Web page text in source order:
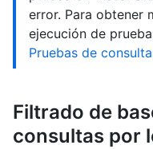
error. Para obtener
ejecución de
Pruebas de
Filtrado de
consultas por